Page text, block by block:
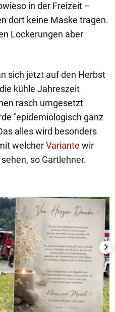
in der Freizeit –
dort keine Maske tragen.
Lockerungen aber
sich jetzt auf den Herbst
kühle Jahreszeit
rasch umgesetzt
"epidemiologisch ganz
alles wird besonders
welcherVariante wir
so Gartlehner.